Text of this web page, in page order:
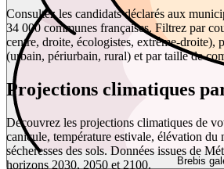
Brebis
Consultez les candidats déclarés aux
34 000 communes françaises. Filtrez par
centre, droite, écologistes, extrême-droite),
(urbain, périurbain, rural) et par taille de
Projections climatiques
Découvrez les projections climatiques de
canicule, température estivale, élévation du
sécheresses des sols. Données issues de
horizons 2030, 2050 et 2100.